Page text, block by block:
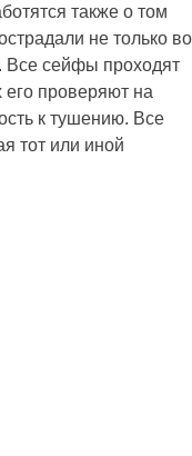
также о том
не только во
Все сейфы проходят
его проверяют на
к тушению. Все
тот или иной